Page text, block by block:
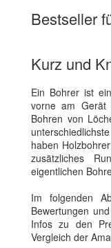
Bestseller
Kurz und
Ein Bohrer ist
vorne am Gerät
Bohren von
haben
zusätzliches
eigentlichen
Im folgenden
Bewertungen
Infos zu den
Vergleich der